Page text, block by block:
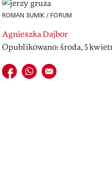
ROMAN SUMIK / FORUM
Agnieszka Dajbor
Opublikowano: środa, 5
Udostępnij na facebook
Udostępnij na whatsapp
E-mail do